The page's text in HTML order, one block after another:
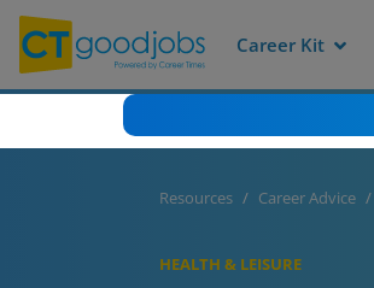
Career Kit
Resources Career Advice
HEALTH & LEISURE